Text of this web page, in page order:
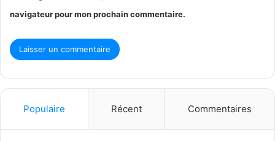
navigateur pour mon prochain commentaire.
Populaire Récent Commentaires